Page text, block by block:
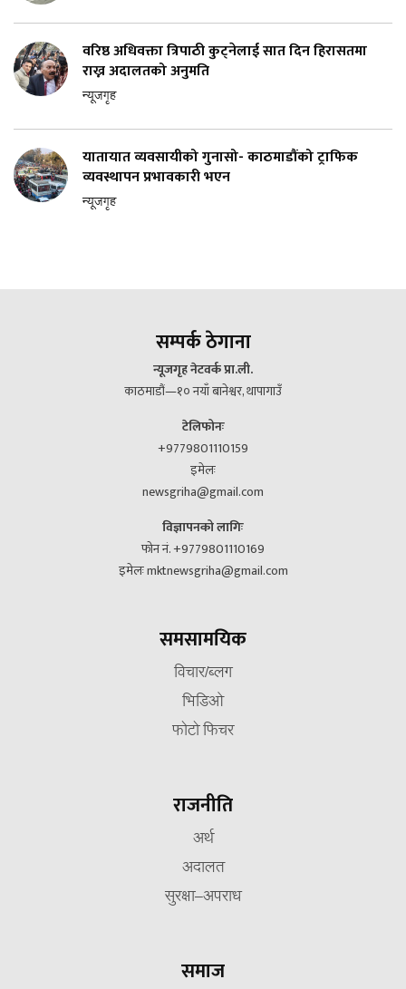
वरिष्ठ अधिवक्ता त्रिपाठी कुट्नेलाई सात दिन हिरासतमा
राख्न अदालतको अनुमति
न्यूजगृह
यातायात व्यवसायीको गुनासो- काठमाडौंको ट्राफिक
व्यवस्थापन प्रभावकारी भएन
न्यूजगृह
सम्पर्क ठेगाना
न्यूजगृह नेटवर्क प्रा.ली.
काठमाडौं—१० नयाँ बानेश्वर, थापागाउँ
टेलिफोनः
+9779801110159
इमेलः
newsgriha@gmail.com
विज्ञापनको लागिः
फोन नं. +9779801110169
इमेलः mktnewsgriha@gmail.com
समसामयिक
विचार/ब्लग
भिडिओ
फोटो फिचर
राजनीति
अर्थ
अदालत
सुरक्षा–अपराध
समाज